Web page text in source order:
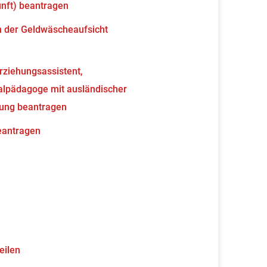
beantragen
Geldwäscheaufsicht
mit ausländischer
beantragen